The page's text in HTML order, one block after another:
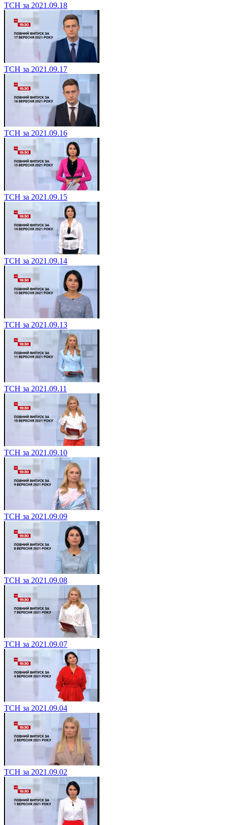
ТСН за 2021.09.18
ТСН за 2021.09.17
ТСН за 2021.09.16
ТСН за 2021.09.15
ТСН за 2021.09.14
ТСН за 2021.09.13
ТСН за 2021.09.11
ТСН за 2021.09.10
ТСН за 2021.09.09
ТСН за 2021.09.08
ТСН за 2021.09.07
ТСН за 2021.09.04
ТСН за 2021.09.02